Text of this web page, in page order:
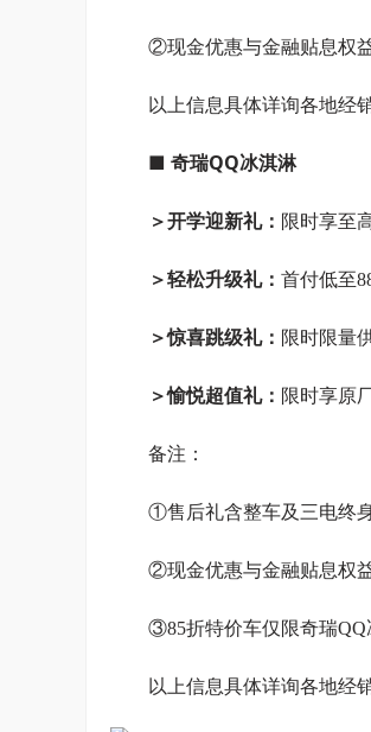
②现金优惠与金融贴息权
以上信息具体详询各地经
■ 奇瑞QQ冰淇淋
＞开学迎新礼： 限时享至
＞轻松升级礼： 首付低至
＞惊喜跳级礼： 限时限量
＞愉悦超值礼： 限时享原
备注：
①售后礼含整车及三电终
②现金优惠与金融贴息权
③85折特价车仅限奇瑞QQ
以上信息具体详询各地经